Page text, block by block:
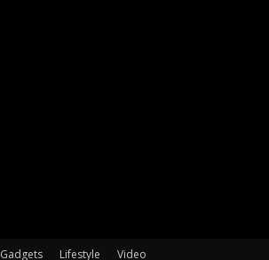
Gadgets Lifestyle Video